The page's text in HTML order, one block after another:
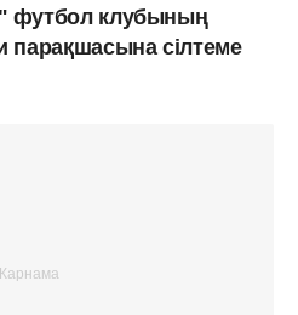
футбол клубының
парақшасына сілтеме